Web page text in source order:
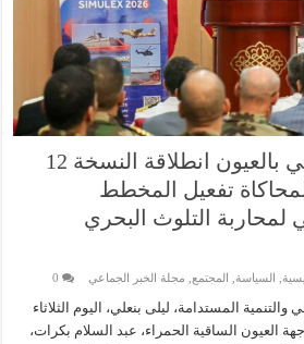
الوزيرة بنعلي تعطي بالعيون انطلاقة النسخة 12
تفعيل المخطط
لمحاربة التلوث البحري
السياسة المجتمع مجلة الخبر الجماعي 0
المستدامة، ليلى بنعلي، اليوم الثلاثاء
العيون الساقية الحمراء، عبد السلام بكرات،